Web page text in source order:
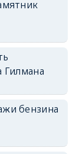
Гилмана
бензина